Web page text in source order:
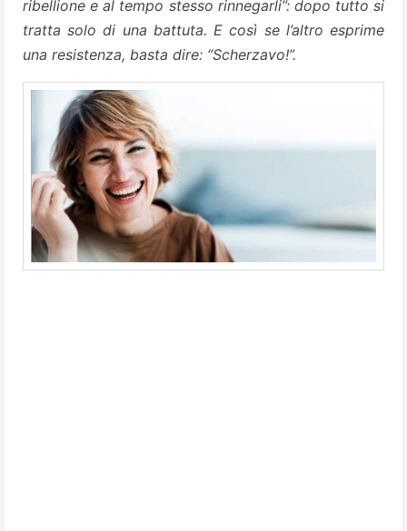
ribellione e al tempo stesso rinnegarli”: dopo tutto si
tratta solo di una battuta. E così se l’altro esprime
una resistenza, basta dire: “Scherzavo!”.